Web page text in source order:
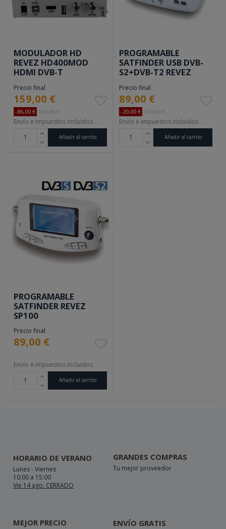
MODULADOR HD
REVEZ HD400MOD
HDMI DVB-T
Precio final
159,00 €
-86,00 €
Envío e impuestos incluidos
Añadir al carrito
PROGRAMABLE
SATFINDER USB DVB-
S2+DVB-T2 REVEZ
Precio final
89,00 €
-20,00 €
Envío e impuestos incluidos
Añadir al carrito
PROGRAMABLE
SATFINDER REVEZ
SP100
Precio final
89,00 €
Envío e impuestos incluidos
Añadir al carrito
HORARIO DE VERANO
Lunes - Viernes
10:00 a 15:00
Vie 14 ago: CERRADO
GRANDES COMPRAS
Tu mejor proveedor
MEJOR PRECIO ENVÍO GRATIS